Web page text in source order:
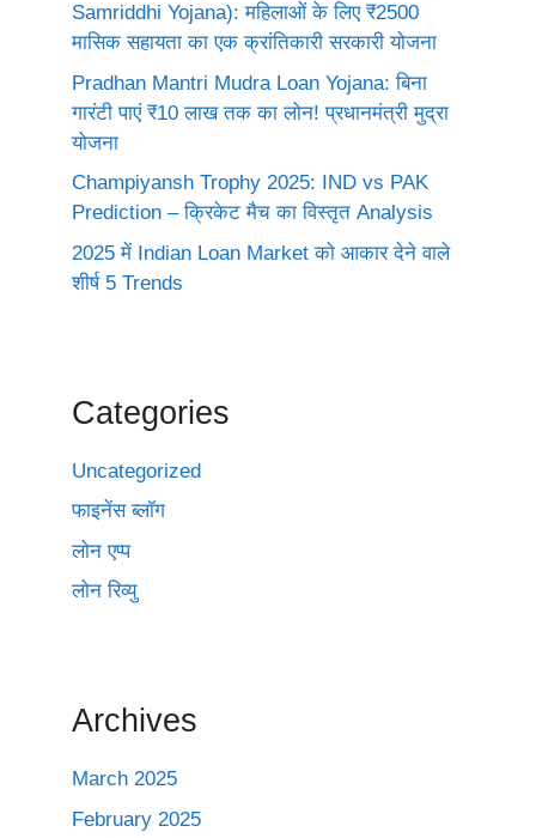
Samriddhi Yojana): महिलाओं के लिए ₹2500
मासिक सहायता का एक क्रांतिकारी सरकारी योजना
Pradhan Mantri Mudra Loan Yojana: बिना
गारंटी पाएं ₹10 लाख तक का लोन! प्रधानमंत्री मुद्रा
योजना
Champiyansh Trophy 2025: IND vs PAK
Prediction – क्रिकेट मैच का विस्तृत Analysis
2025 में Indian Loan Market को आकार देने वाले
शीर्ष 5 Trends
Categories
Uncategorized
फाइनेंस ब्लॉग
लोन एप्प
लोन रिव्यु
Archives
March 2025
February 2025